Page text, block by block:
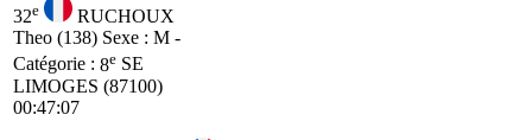
32e
RUCHOUX
Theo (138) Sexe : M -
Catégorie : 8e SE
LIMOGES (87100)
00:47:07